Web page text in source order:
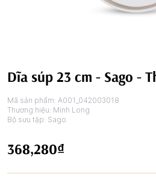
Dĩa súp 23 cm - Sago -
Mã sản phẩm: A001_042003018
Thương hiệu: Minh Long
Bộ sưu tập: Sago
368,280₫